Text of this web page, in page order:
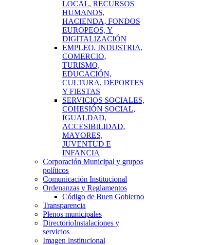
LOCAL, RECURSOS
HUMANOS,
HACIENDA, FONDOS
EUROPEOS, Y
DIGITALIZACIÓN
EMPLEO, INDUSTRIA,
COMERCIO,
TURISMO,
EDUCACIÓN,
CULTURA, DEPORTES
Y FIESTAS
SERVICIOS SOCIALES,
COHESIÓN SOCIAL,
IGUALDAD,
ACCESIBILIDAD,
MAYORES,
JUVENTUD E
INFANCIA
Corporación Municipal y grupos
políticos
Comunicación Institucional
Ordenanzas y Reglamentos
Código de Buen Gobierno
Transparencia
Plenos municipales
DirectorioInstalaciones y
servicios
Imagen Institucional